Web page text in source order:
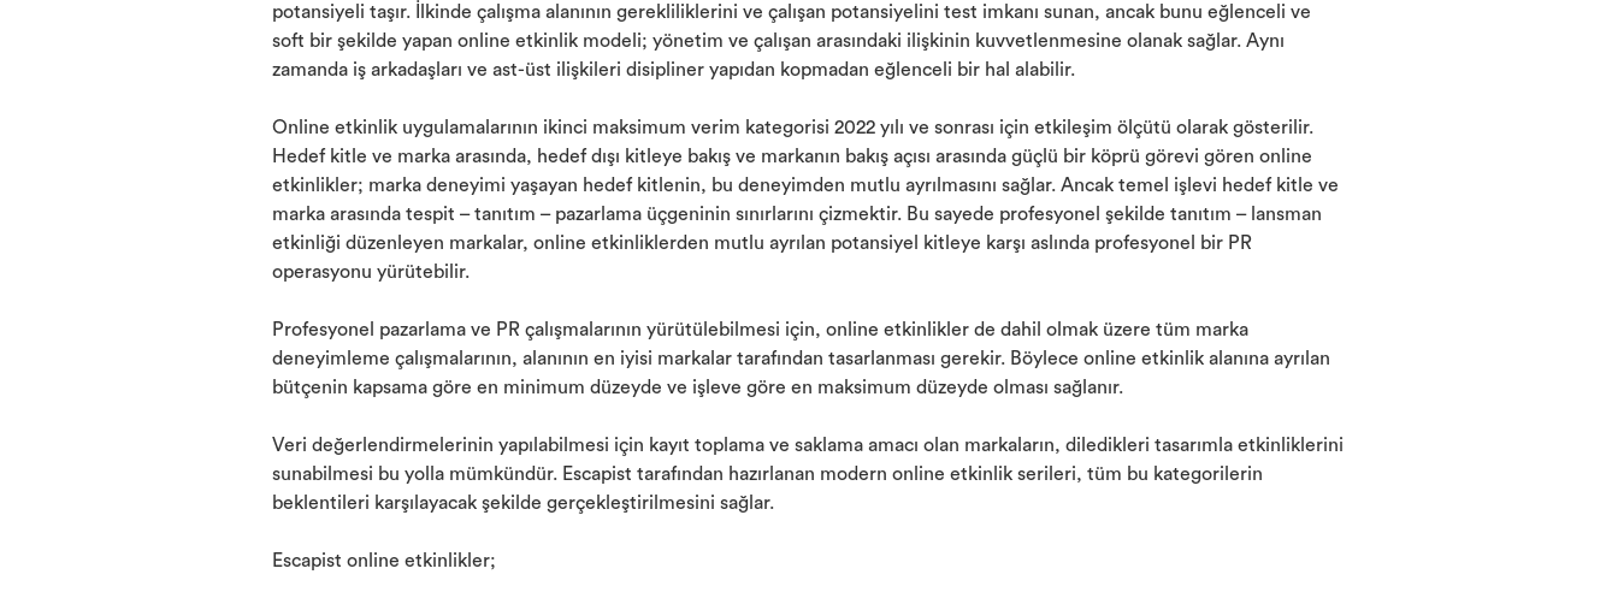
potansiyeli taşır. İlkinde çalışma alanının gerekliliklerini ve çalışan potansiyelini test imkanı sunan, ancak bunu eğlenceli ve
soft bir şekilde yapan online etkinlik modeli; yönetim ve çalışan arasındaki ilişkinin kuvvetlenmesine olanak sağlar. Aynı
zamanda iş arkadaşları ve ast-üst ilişkileri disipliner yapıdan kopmadan eğlenceli bir hal alabilir.
Online etkinlik uygulamalarının ikinci maksimum verim kategorisi 2022 yılı ve sonrası için etkileşim ölçütü olarak gösterilir.
Hedef kitle ve marka arasında, hedef dışı kitleye bakış ve markanın bakış açısı arasında güçlü bir köprü görevi gören online
etkinlikler; marka deneyimi yaşayan hedef kitlenin, bu deneyimden mutlu ayrılmasını sağlar. Ancak temel işlevi hedef kitle ve
marka arasında tespit – tanıtım – pazarlama üçgeninin sınırlarını çizmektir. Bu sayede profesyonel şekilde tanıtım – lansman
etkinliği düzenleyen markalar, online etkinliklerden mutlu ayrılan potansiyel kitleye karşı aslında profesyonel bir PR
operasyonu yürütebilir.
Profesyonel pazarlama ve PR çalışmalarının yürütülebilmesi için, online etkinlikler de dahil olmak üzere tüm marka
deneyimleme çalışmalarının, alanının en iyisi markalar tarafından tasarlanması gerekir. Böylece online etkinlik alanına ayrılan
bütçenin kapsama göre en minimum düzeyde ve işleve göre en maksimum düzeyde olması sağlanır.
Veri değerlendirmelerinin yapılabilmesi için kayıt toplama ve saklama amacı olan markaların, diledikleri tasarımla etkinliklerini
sunabilmesi bu yolla mümkündür. Escapist tarafından hazırlanan modern online etkinlik serileri, tüm bu kategorilerin
beklentileri karşılayacak şekilde gerçekleştirilmesini sağlar.
Escapist online etkinlikler;